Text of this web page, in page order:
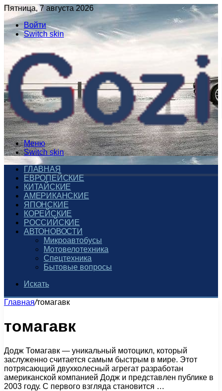
Пятница, 7 августа 2026
Войти
Switch skin
Меню
Switch skin
ГЛАВНАЯ
ЕВРОПЕЙСКИЕ
КИТАЙСКИЕ
АМЕРИКАНСКИЕ
ЯПОНСКИЕ
КОРЕЙСКИЕ
РОССИЙСКИЕ
АВТОНОВОСТИ
Микроавтобусы
Мотовелотехника
Спецтехника
Бытовые вопросы
Искать
Главная/томагавк
томагавк
Додж Томагавк — уникальный мотоцикл, который
заслуженно считается самым быстрым в мире. Этот
потрясающий двухколесный агрегат разработан
американской компанией Додж и представлен публике в
2003 году. С первого взгляда становится …